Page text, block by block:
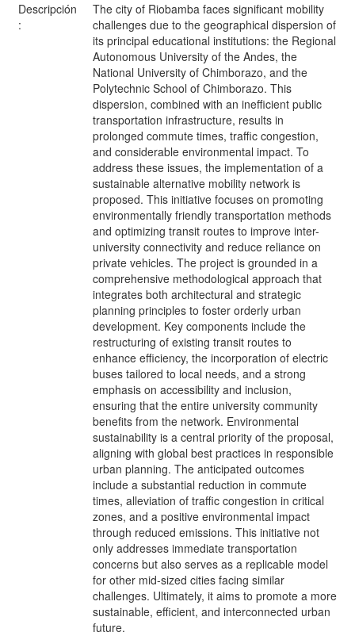
Descripción
:
The city of Riobamba faces significant mobility
challenges due to the geographical dispersion of
its principal educational institutions: the Regional
Autonomous University of the Andes, the
National University of Chimborazo, and the
Polytechnic School of Chimborazo. This
dispersion, combined with an inefficient public
transportation infrastructure, results in
prolonged commute times, traffic congestion,
and considerable environmental impact. To
address these issues, the implementation of a
sustainable alternative mobility network is
proposed. This initiative focuses on promoting
environmentally friendly transportation methods
and optimizing transit routes to improve inter-
university connectivity and reduce reliance on
private vehicles. The project is grounded in a
comprehensive methodological approach that
integrates both architectural and strategic
planning principles to foster orderly urban
development. Key components include the
restructuring of existing transit routes to
enhance efficiency, the incorporation of electric
buses tailored to local needs, and a strong
emphasis on accessibility and inclusion,
ensuring that the entire university community
benefits from the network. Environmental
sustainability is a central priority of the proposal,
aligning with global best practices in responsible
urban planning. The anticipated outcomes
include a substantial reduction in commute
times, alleviation of traffic congestion in critical
zones, and a positive environmental impact
through reduced emissions. This initiative not
only addresses immediate transportation
concerns but also serves as a replicable model
for other mid-sized cities facing similar
challenges. Ultimately, it aims to promote a more
sustainable, efficient, and interconnected urban
future.